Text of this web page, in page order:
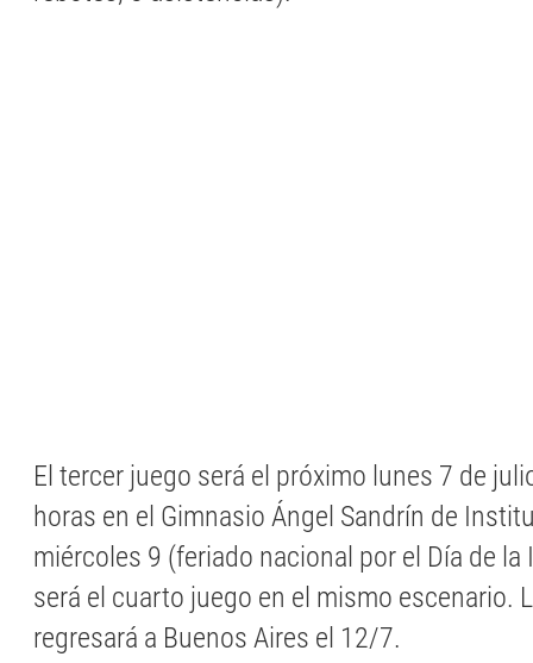
El tercer juego será el próximo lunes 7 de
horas en el Gimnasio Ángel Sandrín de
miércoles 9 (feriado nacional por el Día de la
será el cuarto juego en el mismo escenario.
regresará a Buenos Aires el 12/7.